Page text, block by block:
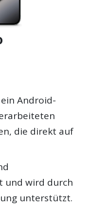
Android-
die direkt auf
und wird durch
unterstützt.